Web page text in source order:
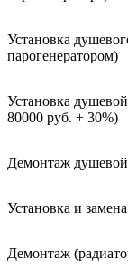
Установка
парогенератором)
Установка
80000 руб. + 30%)
Демонтаж
Установка и
Демонтаж